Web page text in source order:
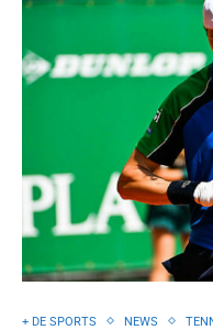
+ DE SPORTS NEWS